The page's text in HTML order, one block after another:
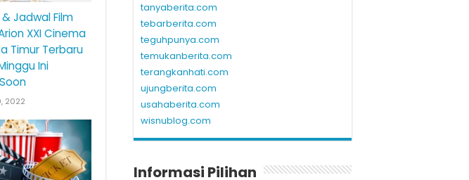
& Jadwal Film
XXI Cinema
Timur Terbaru
Ini
2022
tanyaberita.com
tebarberita.com
teguhpunya.com
temukanberita.com
terangkanhati.com
ujungberita.com
usahaberita.com
wisnublog.com
Informasi Pilihan